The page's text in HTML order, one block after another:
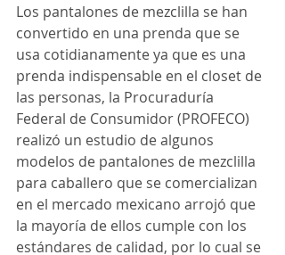
Los pantalones de mezclilla se han
convertido en una prenda que se
usa cotidianamente ya que es una
prenda indispensable en el closet de
las personas, la Procuraduría
Federal de Consumidor (PROFECO)
realizó un estudio de algunos
modelos de pantalones de mezclilla
para caballero que se comercializan
en el mercado mexicano arrojó que
la mayoría de ellos cumple con los
estándares de calidad, por lo cual se